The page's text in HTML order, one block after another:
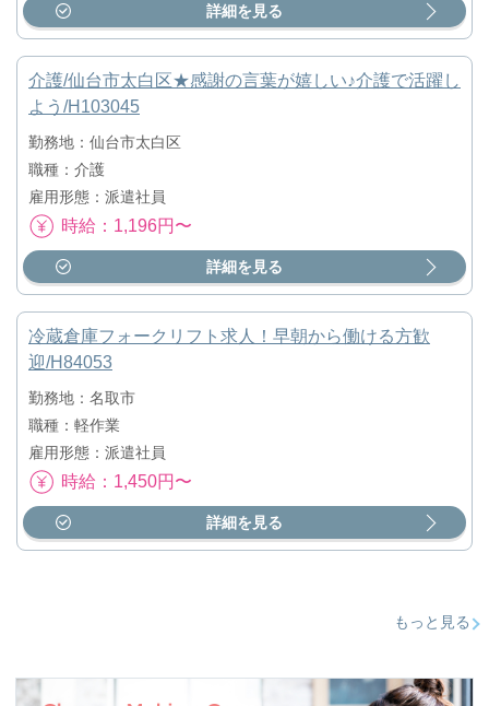
詳細を見る
介護/仙台市太白区★感謝の言葉が嬉しい♪介護で活躍し
よう/H103045
勤務地：仙台市太白区
職種：介護
雇用形態：派遣社員
時給：1,196円〜
詳細を見る
冷蔵倉庫フォークリフト求人！早朝から働ける方歓
迎/H84053
勤務地：名取市
職種：軽作業
雇用形態：派遣社員
時給：1,450円〜
詳細を見る
もっと見る